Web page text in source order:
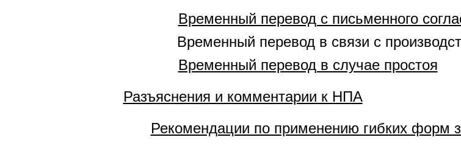
Временный перевод с письменного
Временный перевод в связи с
Временный перевод в случае простоя
Разъяснения и комментарии к НПА
Рекомендации по применению гибких форм